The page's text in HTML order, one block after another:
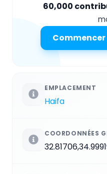
60,000
EMPLACEMENT
Haifa
COORDONNÉES